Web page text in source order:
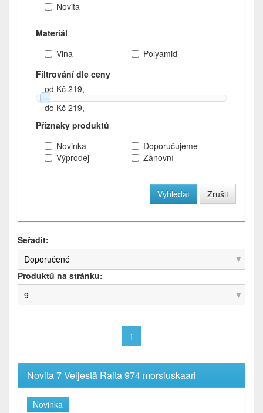
Novita
Materiál
Vlna
Polyamid
Filtrování dle ceny
od Kč 219,-
do Kč 219,-
Příznaky produktů
Novinka
Doporučujeme
Výprodej
Zánovní
Seřadit:
Doporučené
Produktů na stránku:
9
1
Novita 7 Veljestä Raita 974 morsiuskaari
Novinka